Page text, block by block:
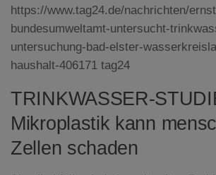
https://www.tag24.de/nachrichten/
bundesumweltamt-untersucht-
untersuchung-bad-elster-
haushalt-406171 tag24
TRINKWASSER-
Mikroplastik kann
Zellen schaden